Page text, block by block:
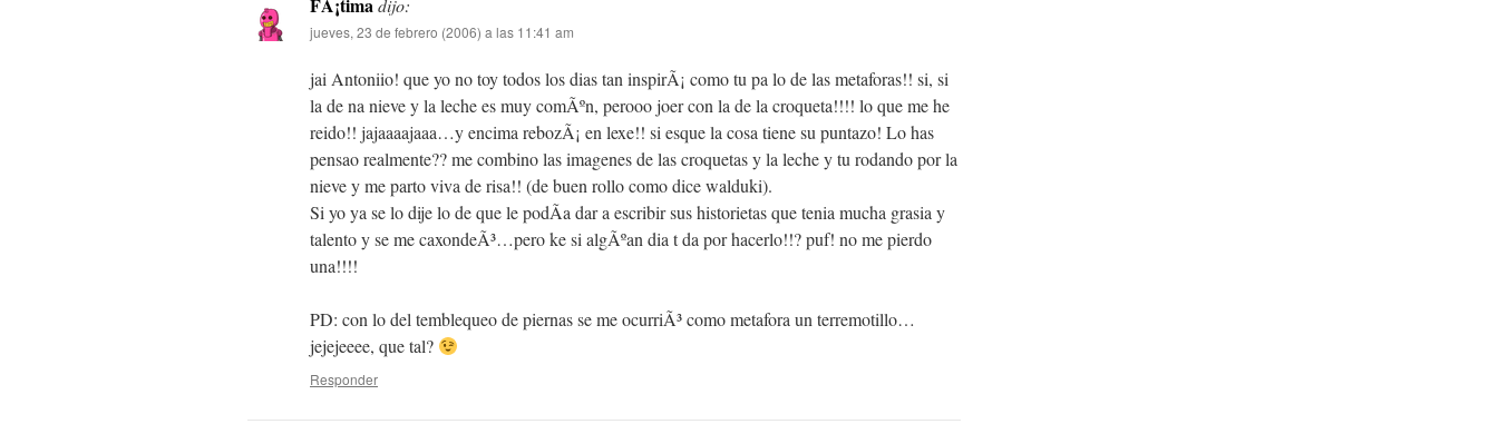
dijo:
jueves, 23 de febrero (2006) a las 11:41 am
jai Antoniio! que yo no toy todos los dias tan inspirÃ¡ como tu pa lo de las metaforas!! si, si
la de na nieve y la leche es muy comÃºn, perooo joer con la de la croqueta!!!! lo que me he
reido!! jajaaaajaaa…y encima rebozÃ¡ en lexe!! si esque la cosa tiene su puntazo! Lo has
pensao realmente?? me combino las imagenes de las croquetas y la leche y tu rodando por la
nieve y me parto viva de risa!! (de buen rollo como dice walduki).
Si yo ya se lo dije lo de que le podÃ­a dar a escribir sus historietas que tenia mucha grasia y
talento y se me caxondeÃ³…pero ke si algÃºan dia t da por hacerlo!!? puf! no me pierdo
una!!!!
PD: con lo del temblequeo de piernas se me ocurriÃ³ como metafora un terremotillo…
jejejeeee, que tal?
Responder